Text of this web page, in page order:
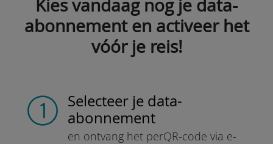
Kies vandaag nog je data-
abonnement en activeer het
vóór je reis!
Selecteer je data-
abonnement
en ontvang het perQR-code via e-